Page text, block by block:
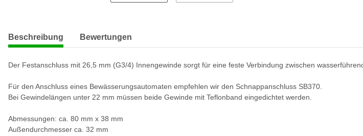
weitere Registerkarten anzeigen
Beschreibung Bewertungen
Der Festanschluss mit 26,5 mm (G3/4) Innengewinde sorgt für eine feste Verbindung zwischen
Für den Anschluss eines Bewässerungsautomaten empfehlen wir den Schnappanschluss SB370.
Bei Gewindelängen unter 22 mm müssen beide Gewinde mit Teflonband eingedichtet werden.
Abmessungen: ca. 80 mm x 38 mm
Außendurchmesser ca. 32 mm